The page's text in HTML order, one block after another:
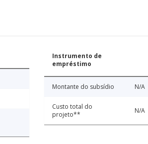
Instrumento de
empréstimo
Montante do subsídio N/A
Custo total do
projeto**
N/A